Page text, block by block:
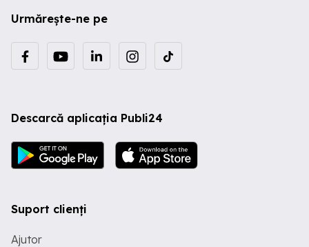
Urmărește-ne pe
Descarcă aplicația Publi24
Suport clienți
Ajutor